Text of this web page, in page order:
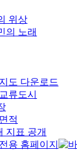
위상
의 노래
도 다운로드
류도시
적
지표 공개
용 홈페이지